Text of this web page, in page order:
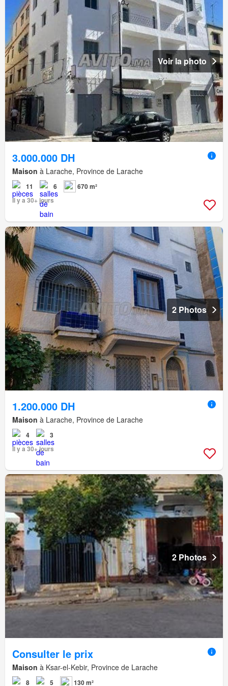
Voir la photo
3.000.000 DH
Maison à Larache, Province de Larache
11 6
670 m²
Il y a 30+ jours
2 Photos
1.200.000 DH
Maison à Larache, Province de Larache
4
3
Il y a 30+ jours
2 Photos
Consulter le prix
Maison à Ksar-el-Kebir, Province de Larache
8 5 130 m²